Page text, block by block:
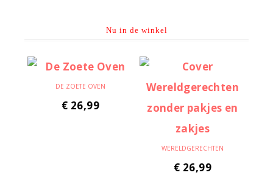
Nu in de winkel
DE ZOETE OVEN
€ 26,99
WERELDGERECHTEN
€ 26,99